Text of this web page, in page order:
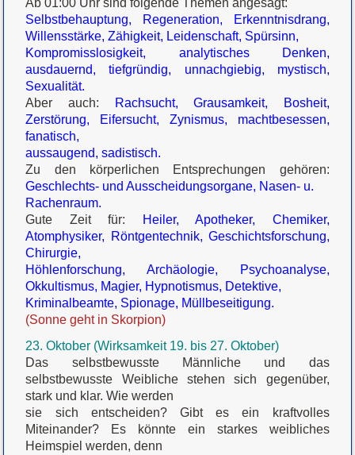
Ab 01:00 Uhr sind folgende Themen angesagt:
Selbstbehauptung, Regeneration, Erkenntnisdrang,
Willensstärke, Zähigkeit, Leidenschaft, Spürsinn,
Kompromisslosigkeit, analytisches Denken,
ausdauernd, tiefgründig, unnachgiebig, mystisch,
Sexualität.
Aber auch:
Rachsucht, Grausamkeit, Bosheit,
Zerstörung, Eifersucht, Zynismus, machtbesessen,
fanatisch,
aussaugend, sadistisch.
Zu den körperlichen Entsprechungen gehören:
Geschlechts- und Ausscheidungsorgane, Nasen- u.
Rachenraum.
Gute Zeit für:
Heiler, Apotheker, Chemiker,
Atomphysiker, Röntgentechnik, Geschichtsforschung,
Chirurgie,
Höhlenforschung, Archäologie, Psychoanalyse,
Okkultismus, Magier, Hypnotismus, Detektive,
Kriminalbeamte, Spionage, Müllbeseitigung.
(Sonne geht in Skorpion)
23. Oktober (Wirksamkeit 19. bis 27. Oktober)
Das selbstbewusste Männliche und das
selbstbewusste Weibliche stehen sich gegenüber,
stark und klar. Wie werden
sie sich entscheiden? Gibt es ein kraftvolles
Miteinander? Es könnte ein starkes weibliches
Heimspiel werden, denn